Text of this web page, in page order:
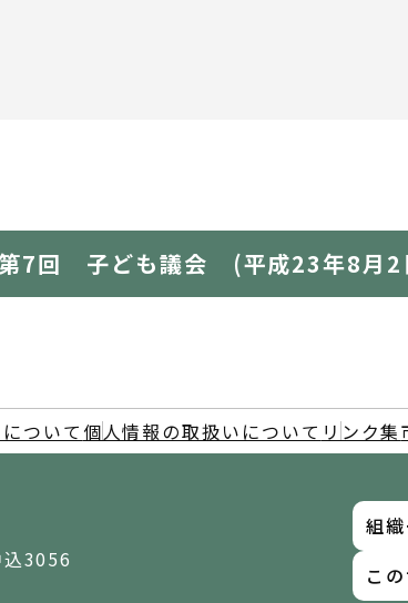
7回 子ども議会 (平成23年8月2
ついて 個人情報の取扱いについて リンク集
3056
組
こ